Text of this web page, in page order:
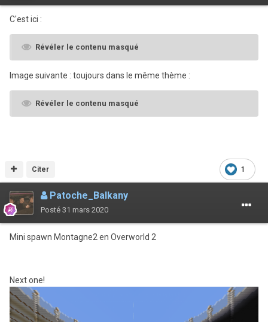
C'est ici :
Révéler le contenu masqué
Image suivante : toujours dans le même thème :
Révéler le contenu masqué
1
Citer
Patoche_Balkany
Posté 31 mars 2020
Mini spawn Montagne2 en Overworld 2
Next one!